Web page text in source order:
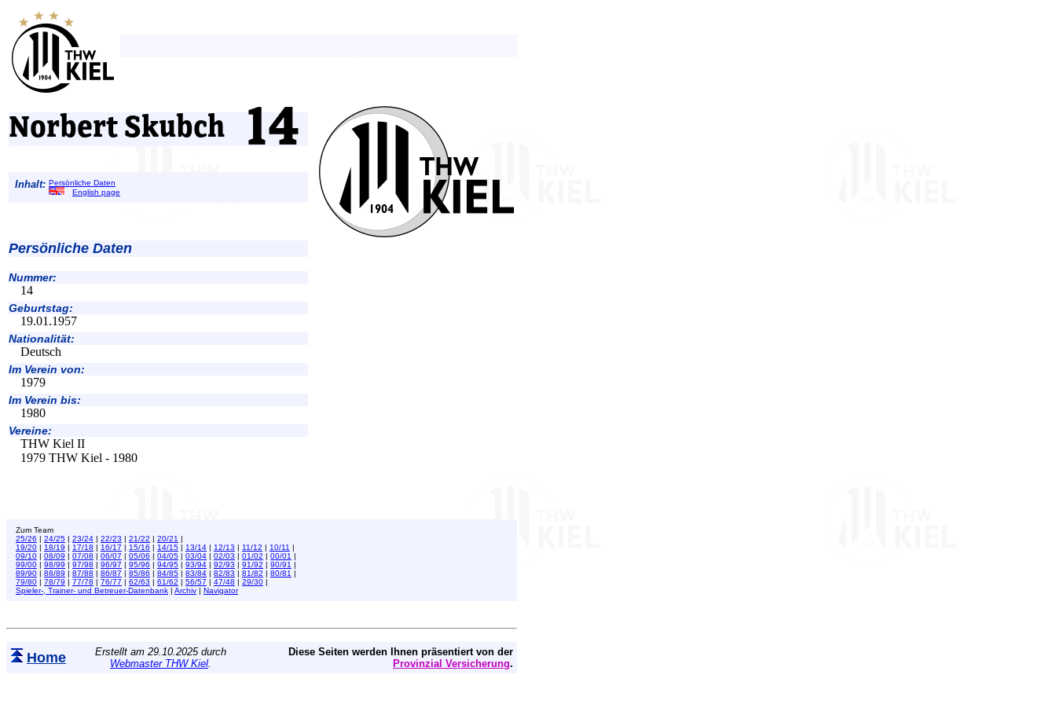
Norbert Skubch
Inhalt: Persönliche Daten
English page
Persönliche Daten
Nummer:
14
Geburtstag:
19.01.1957
Nationalität:
Deutsch
Im Verein von:
1979
Im Verein bis:
1980
Vereine:
THW Kiel II
1979 THW Kiel - 1980
Zum Team
25/26 | 24/25 | 23/24 | 22/23 | 21/22 | 20/21 |
19/20 | 18/19 | 17/18 | 16/17 | 15/16 | 14/15 | 13/14 | 12/13 | 11/12 | 10/11 |
09/10 | 08/09 | 07/08 | 06/07 | 05/06 | 04/05 | 03/04 | 02/03 | 01/02 | 00/01 |
99/00 | 98/99 | 97/98 | 96/97 | 95/96 | 94/95 | 93/94 | 92/93 | 91/92 | 90/91 |
89/90 | 88/89 | 87/88 | 86/87 | 85/86 | 84/85 | 83/84 | 82/83 | 81/82 | 80/81 |
79/80 | 78/79 | 77/78 | 76/77 | 62/63 | 61/62 | 56/57 | 47/48 | 29/30 |
Spieler-, Trainer- und Betreuer-Datenbank | Archiv | Navigator
Home
Erstellt am 29.10.2025 durch
Webmaster THW Kiel.
Diese Seiten werden Ihnen präsentiert von der
Provinzial Versicherung.